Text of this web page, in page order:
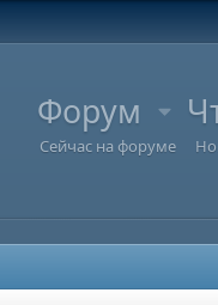
Форум
Сейчас на форуме